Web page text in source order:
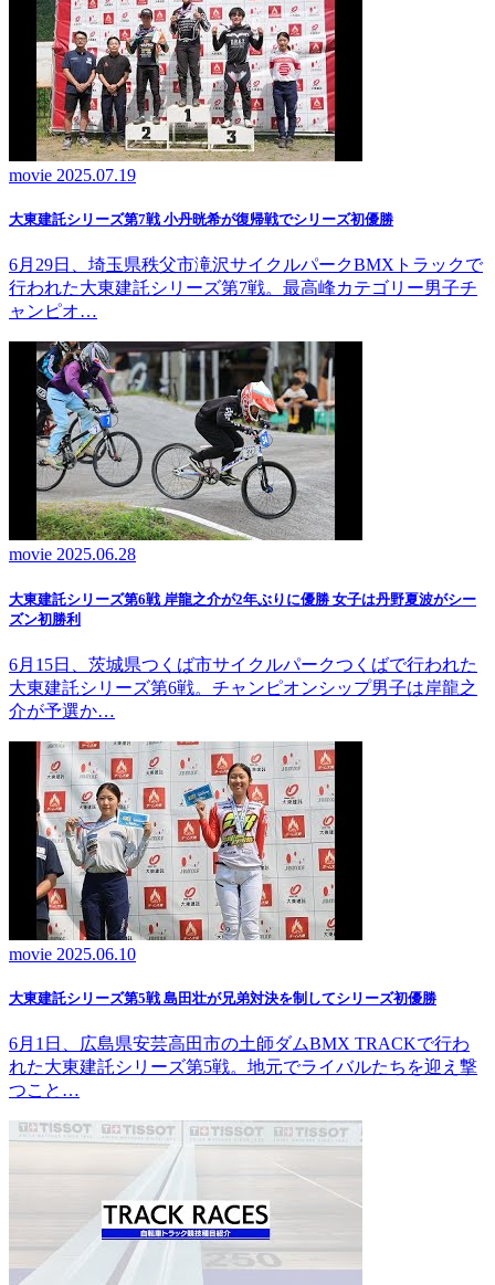
movie 2025.07.19
大東建託シリーズ第7戦 ⼩丹晄希が復帰戦でシリーズ初優勝
6月29日、埼玉県秩父市滝沢サイクルパークBMXトラックで
行われた大東建託シリーズ第7戦。最高峰カテゴリー男子チ
ャンピオ…
movie 2025.06.28
大東建託シリーズ第6戦 岸龍之介が2年ぶりに優勝 女子は丹野夏波がシー
ズン初勝利
6月15日、茨城県つくば市サイクルパークつくばで行われた
大東建託シリーズ第6戦。チャンピオンシップ男子は岸龍之
介が予選か…
movie 2025.06.10
大東建託シリーズ第5戦 島田壮が兄弟対決を制してシリーズ初優勝
6月1日、広島県安芸高田市の土師ダムBMX TRACKで行わ
れた大東建託シリーズ第5戦。地元でライバルたちを迎え撃
つこと…